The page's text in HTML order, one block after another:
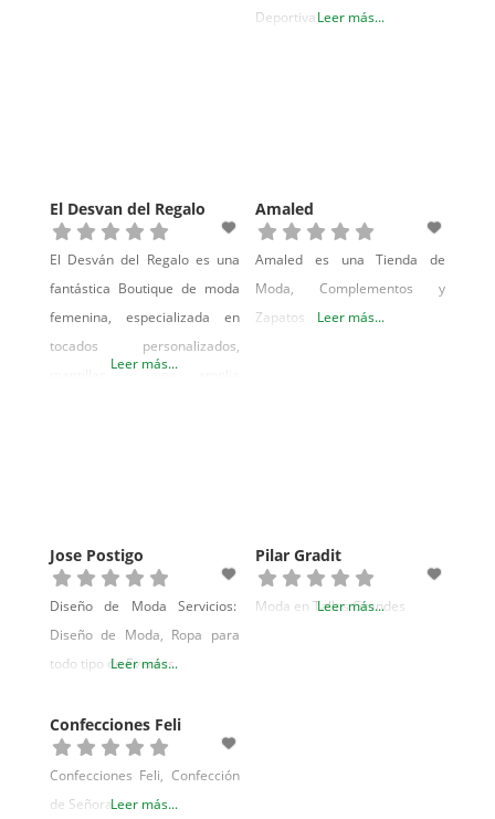
DeportivaLeer más...
El Desvan del Regalo
El Desván del Regalo es una
fantástica Boutique de moda
femenina, especializada en
tocados personalizados,
mantillas y una amplia
Leer más...
Amaled
Amaled es una Tienda de
Moda, Complementos y
Zapatos
Leer más...
Jose Postigo
Diseño de Moda Servicios:
Diseño de Moda, Ropa para
todo tipo de Eventos
Leer más...
Pilar Gradit
Moda en Tallas Grandes
Leer más...
Confecciones Feli
Confecciones Feli, Confección
de SeñoraLeer más...